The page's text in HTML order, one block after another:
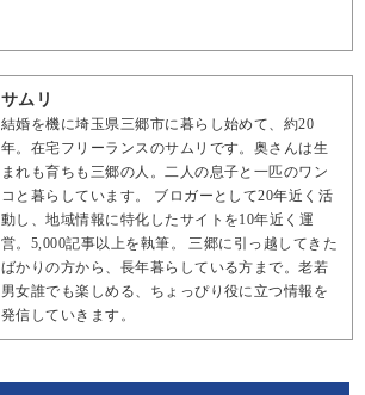
サムリ
結婚を機に埼玉県三郷市に暮らし始めて、約20
年。在宅フリーランスのサムリです。奥さんは生
まれも育ちも三郷の人。二人の息子と一匹のワン
コと暮らしています。 ブロガーとして20年近く活
動し、地域情報に特化したサイトを10年近く運
営。5,000記事以上を執筆。 三郷に引っ越してきた
ばかりの方から、長年暮らしている方まで。老若
男女誰でも楽しめる、ちょっぴり役に立つ情報を
発信していきます。